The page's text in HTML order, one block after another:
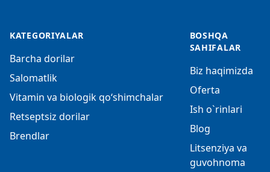
KATEGORIYALAR
Barcha dorilar
Salomatlik
Vitamin va biologik qo‘shimchalar
Retseptsiz dorilar
Brendlar
BOSHQA
SAHIFALAR
Biz haqimizda
Oferta
Ish o`rinlari
Blog
Litsenziya va
guvohnoma